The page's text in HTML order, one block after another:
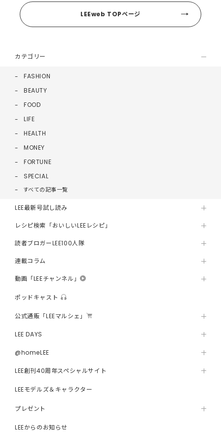
LEEweb TOPページ
カテゴリー
FASHION
BEAUTY
FOOD
LIFE
HEALTH
MONEY
FORTUNE
SPECIAL
すべての記事一覧
LEE最新号試し読み
レシピ検索「おいしいLEEレシピ」
読者ブロガーLEE100人隊
連載コラム
動画「LEEチャンネル」
ポッドキャスト
公式通販「LEEマルシェ」
LEE DAYS
@homeLEE
LEE創刊40周年スペシャルサイト
LEEモデルズ＆キャラクター
プレゼント
LEEからのお知らせ